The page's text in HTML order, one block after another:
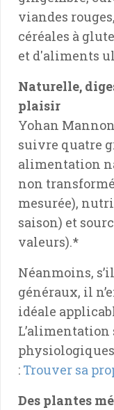
viandes
céréales à
et d'aliments
Naturelle,
plaisir
Yohan
suivre quatre
alimentation
non
mesurée),
saison) et
valeurs).*
Néanmoins,
généraux, il
idéale
L’alimentation
: Trouver sa
Des plantes